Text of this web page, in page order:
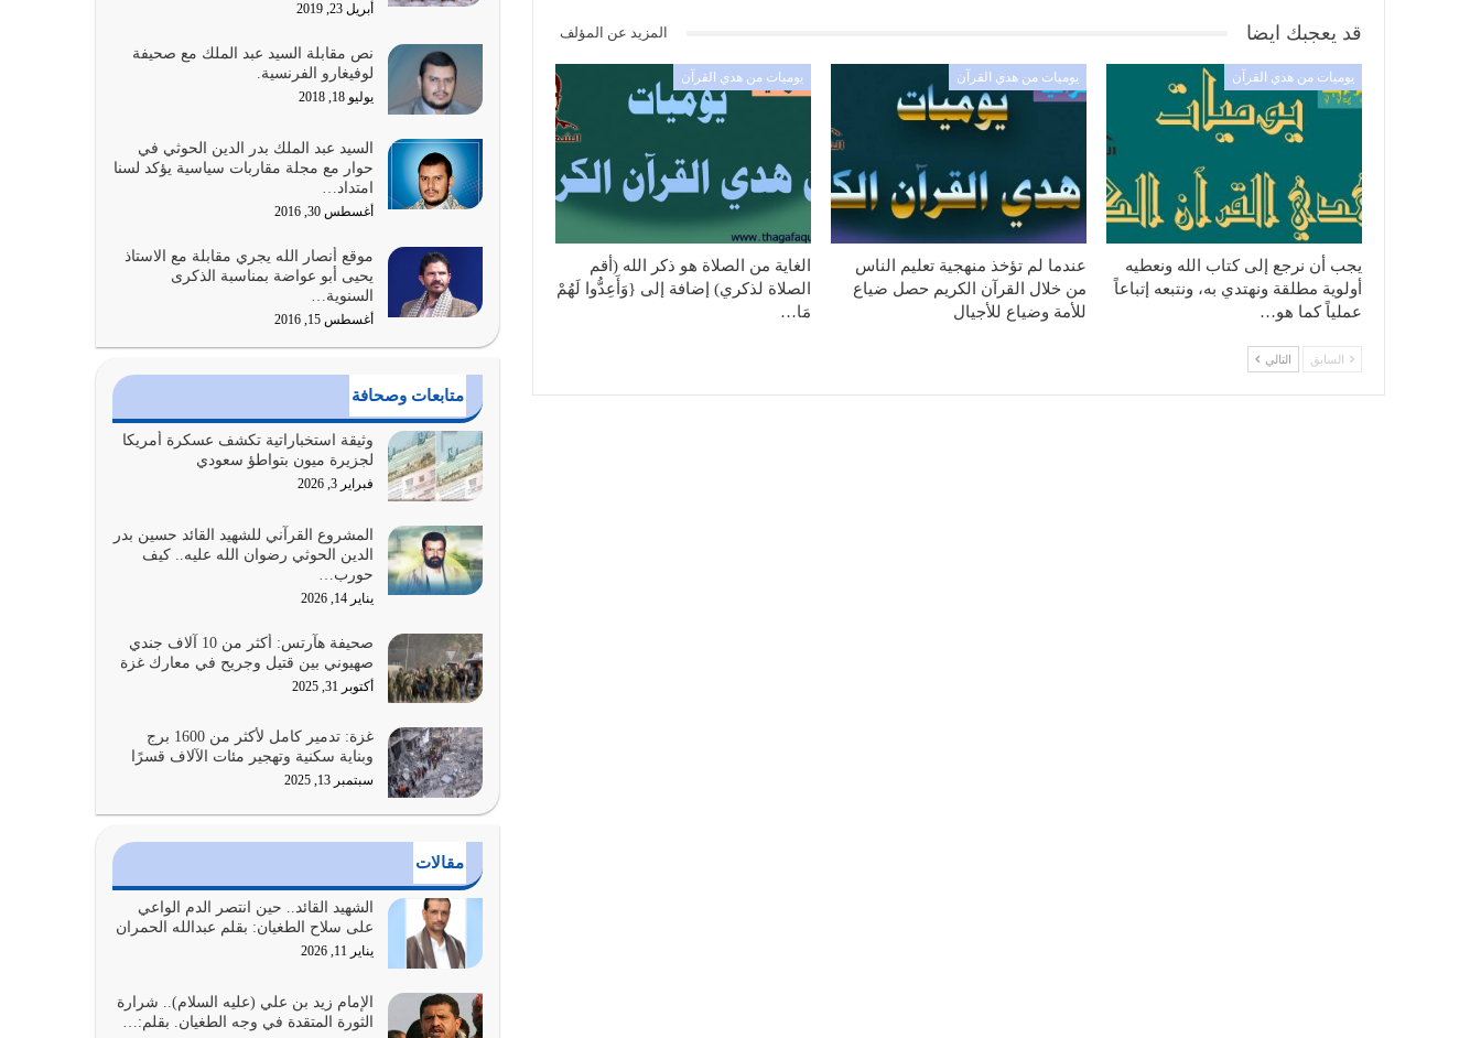
قد يعجبك ايضا المزيد عن المؤلف
يوميات من هدي القرآن
يجب أن نرجع إلى كتاب الله ونعطيه
أولوية مطلقة ونهتدي به، ونتبعه إتباعاً
عملياً كما هو…
يوميات من هدي القرآن
عندما لم تؤخذ منهجية تعليم الناس
من خلال القرآن الكريم حصل ضياع
للأمة وضياع للأجيال
يوميات من هدي القرآن
الغاية من الصلاة هو ذكر الله (أقم
الصلاة لذكري) إضافة إلى {وَأَعِدُّوا لَهُمْ
مَا…
السابق التالي
أولياء الشيطان كلما كانوا أكثر ولاءً وطاعة للشيطان
كلما كانوا أكثر ضعفاً
يوليو 30, 2026
وعد الله تعالى من يُقتل في سبيله بالحياة الأبدية
والرزق والاستبشار والنجاة والخلود في…
يوليو 29, 2026
سيرته معرفة شخصيته معرفة عظمته
يوليو 28, 2026
عندما يكون عدوك هو عدو الله معناه أن تكون نقاط
الضعف فيه كثيرة وسينصرك الله عليه إذا…
يوليو 26, 2026
أراد الله لهذه الأمة ان تكون خير امة أخرجت للناس
بالنهوض بالأمر بالمعروف والنهي عن…
يوليو 25, 2026
الدين الذي شرعه الله لا يجوز أن يخضع لآرائنا وأهوائنا
واجتهاداتنا لأننا سنختلف ونتفرق
يوليو 24, 2026
أي أمة تتفرق في الدين وتتفرق في كيانها معناه أنها
أصبحت أمة عاجزة عن النهوض…
يوليو 23, 2026
المُلك كله لله تعالى يؤتيه من يشاء وينزعه ممن يشاء
ويعز من يشاء ويذل من يشاء
يوليو 21, 2026
{إِنَّ الدِّينَ عِنْدَ اللَّهِ الْإسْلامُ} الدين الذي شرعه الله
أبريل 23, 2019
نص مقابلة السيد عبد الملك مع صحيفة
لوفيغارو الفرنسية.
يوليو 18, 2018
السيد عبد الملك بدر الدين الحوثي في
حوار مع مجلة مقاربات سياسية يؤكد لسنا
امتداد…
أغسطس 30, 2016
موقع أنصار الله يجري مقابلة مع الاستاذ
يحيى أبو عواضة بمناسبة الذكرى
السنوية…
أغسطس 15, 2016
متابعات وصحافة
وثيقة استخباراتية تكشف عسكرة أمريكا
لجزيرة ميون بتواطؤ سعودي
فبراير 3, 2026
المشروع القرآني للشهيد القائد حسين بدر
الدين الحوثي رضوان الله عليه.. كيف
حورب…
يناير 14, 2026
صحيفة هآرتس: أكثر من 10 آلاف جندي
صهيوني بين قتيل وجريح في معارك غزة
أكتوبر 31, 2025
غزة: تدمير كامل لأكثر من 1600 برج
وبناية سكنية وتهجير مئات الآلاف قسرًا
سبتمبر 13, 2025
مقالات
الشهيد القائد.. حين انتصر الدم الواعي
على سلاح الطغيان: بقلم عبدالله الحمران
يناير 11, 2026
الإمام زيد بن علي (عليه السلام).. شرارة
الثورة المتقدة في وجه الطغيان. بقلم:…